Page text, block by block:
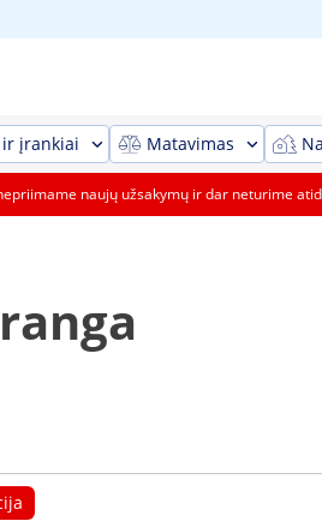
įrankiai Matavimas
naujų užsakymų ir dar neturime